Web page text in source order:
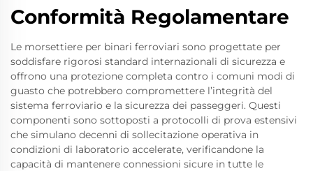
Conformità Regolamentare
Le morsettiere per binari ferroviari sono progettate per
soddisfare rigorosi standard internazionali di sicurezza e
offrono una protezione completa contro i comuni modi di
guasto che potrebbero compromettere l’integrità del
sistema ferroviario e la sicurezza dei passeggeri. Questi
componenti sono sottoposti a protocolli di prova estensivi
che simulano decenni di sollecitazione operativa in
condizioni di laboratorio accelerate, verificandone la
capacità di mantenere connessioni sicure in tutte le